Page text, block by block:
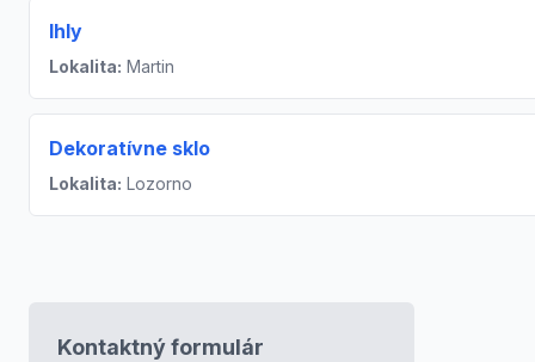
Ihly
Lokalita: Martin
Dekoratívne sklo
Lokalita: Lozorno
Kontaktný formulár